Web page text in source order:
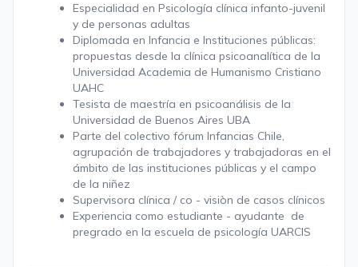
Especialidad en Psicología clínica infanto-juvenil
y de personas adultas
Diplomada en Infancia e Instituciones públicas:
propuestas desde la clínica psicoanalítica de la
Universidad Academia de Humanismo Cristiano
UAHC
Tesista de maestría en psicoanálisis de la
Universidad de Buenos Aires UBA
Parte del colectivo fórum Infancias Chile,
agrupación de trabajadores y trabajadoras en el
ámbito de las instituciones públicas y el campo
de la niñez
Supervisora clínica / co - visiòn de casos clínicos
Experiencia como estudiante - ayudante de
pregrado en la escuela de psicología UARCIS